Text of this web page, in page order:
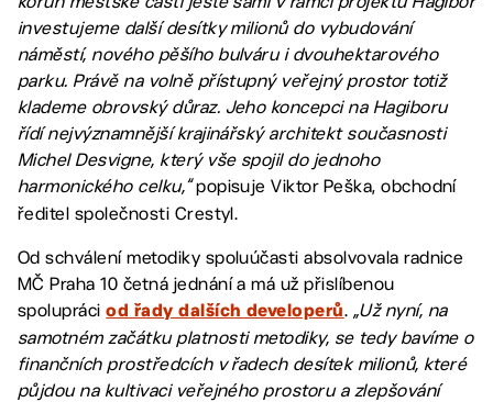
investujeme další desítky milionů do vybudování
náměstí, nového pěšího bulváru i dvouhektarového
parku. Právě na volně přístupný veřejný prostor totiž
klademe obrovský důraz. Jeho koncepci na Hagiboru
řídí nejvýznamnější krajinářský architekt současnosti
Michel Desvigne, který vše spojil do jednoho
harmonického celku,“ popisuje Viktor Peška, obchodní
ředitel společnosti Crestyl.
Od schválení metodiky spoluúčasti absolvovala radnice
MČ Praha 10 četná jednání a má už přislíbenou
spolupráciod řady dalších developerů. „Už nyní, na
samotném začátku platnosti metodiky, se tedy bavíme o
finančních prostředcích v řadech desítek milionů, které
půjdou na kultivaci veřejného prostoru a zlepšování